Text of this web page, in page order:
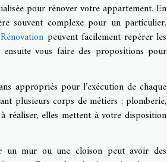
pour rénover votre appartement. En
souvent complexe pour un particulier.
peuvent facilement repérer les
vous faire des propositions pour
appropriés pour l’exécution de chaque
plusieurs corps de métiers : plomberie,
réaliser, elles mettent à votre disposition
un mur ou une cloison peut avoir des